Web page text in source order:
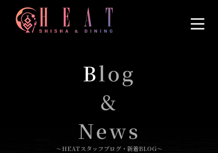
Blog
&
News
〜HEATスタッフブログ・新着BLOG〜